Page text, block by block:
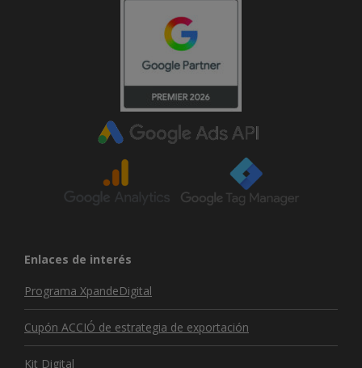
Enlaces de interés
Programa XpandeDigital
Cupón ACCIÓ de estrategia de exportación
Kit Digital